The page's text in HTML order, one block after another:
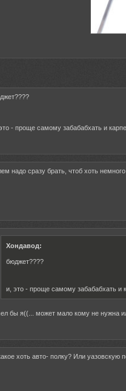
- проще самому забабабхать и
надо сразу брать, чтоб хоть немного
Хондавод:
бюджет????
и, это - проще самому забабабхать и
бы я((... может мало кому не нужна
хоть авто- полку? Или